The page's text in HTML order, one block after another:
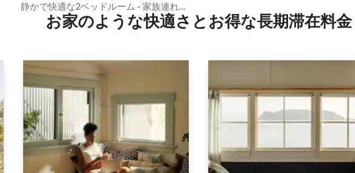
静かで快適な2ベッドルーム - 家族連れや
働く人たちに人気
お家のような快⁠適⁠さ⁠とお⁠得⁠な長⁠期⁠滞⁠在料⁠金